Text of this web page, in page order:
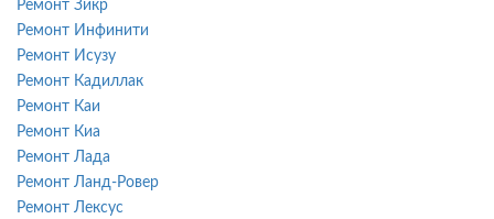
Ремонт Зикр
Ремонт Инфинити
Ремонт Исузу
Ремонт Кадиллак
Ремонт Каи
Ремонт Киа
Ремонт Лада
Ремонт Ланд-Ровер
Ремонт Лексус